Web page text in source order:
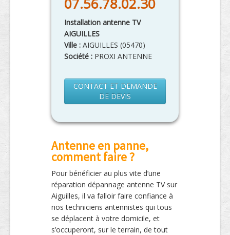
Installation antenne TV
AIGUILLES
Ville : AIGUILLES (05470)
Société : PROXI ANTENNE
CONTACT ET DEMANDE
DE DEVIS
Antenne en panne,
comment faire ?
Pour bénéficier au plus vite d’une
réparation dépannage antenne TV sur
Aiguilles, il va falloir faire confiance à
nos techniciens antennistes qui tous
se déplacent à votre domicile, et
s’occuperont, sur le terrain, de tout